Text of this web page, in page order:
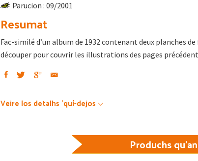
Parucion : 09/2001
Resumat
Fac-similé d’un album de 1932 contenant deux planches
découper pour couvrir les illustrations des pages
Veire los detalhs 'quí-dejos
Produchs